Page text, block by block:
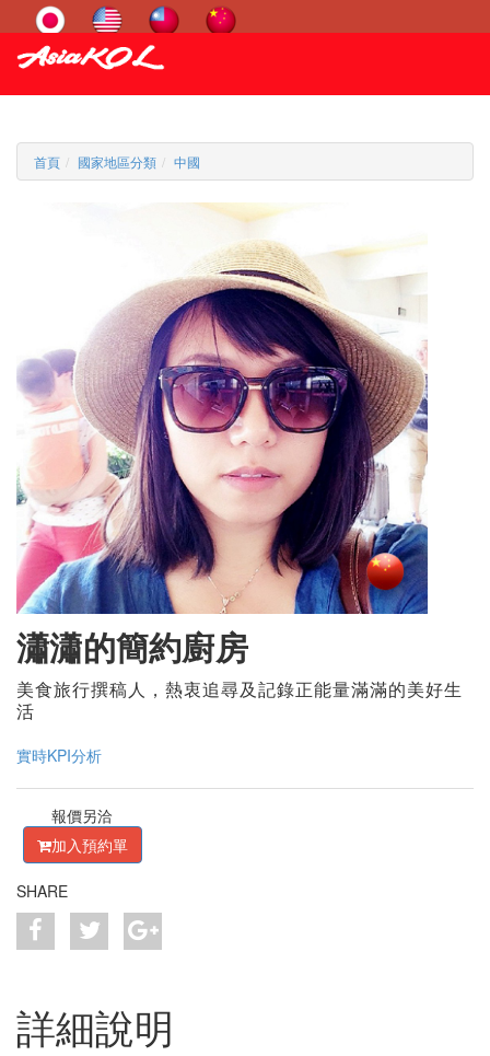
首頁 國家地區分類 中國
瀟瀟的簡約廚房
美食旅行撰稿人， 熱衷追尋及 記錄正能量滿滿的美好生
活
實時KPI分析
報價另洽
加入預約單
SHARE
詳細說明